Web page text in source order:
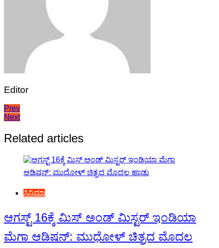
Editor
Post
navigation
Prev
Next
Related articles
ಸಿನಿಮಾ
ಆಗಸ್ಟ್ 16ಕ್ಕೆ ಮಿಸ್ ಅಂಡ್ ಮಿಸ್ಟರ್ ಇಂಡಿಯಾ
ಮೆಗಾ ಆಡಿಷನ್: ಮುಧೋಳ್ ಚಿತ್ರದ ಮೊದಲ